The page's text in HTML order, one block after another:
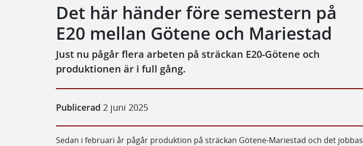
Det här händer före semestern på
E20 mellan Götene och Mariestad
Just nu pågår flera arbeten på sträckan E20-Götene och
produktionen är i full gång.
Publicerad 2 juni 2025
Sedan i februari år pågår produktion på sträckan Götene-Mariestad och det jobbas